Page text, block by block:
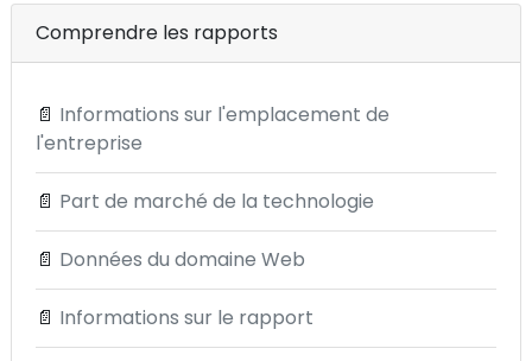
Comprendre les rapports
📄 Informations sur l'emplacement de
l'entreprise
📄 Part de marché de la technologie
📄 Données du domaine Web
📄 Informations sur le rapport